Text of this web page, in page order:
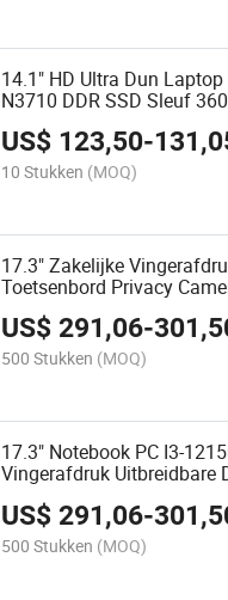
14.1" HD Ultra Dun
N3710 DDR SSD Sleuf
Draagbare Studenten
Notebook
US$ 123,50-
10 Stukken (MOQ)
17.3" Zakelijke
Toetsenbord Privacy
Beveiligingsslot Gat
Batterij Laptop
US$291,06-
500 Stukken (MOQ)
17.3" Notebook PC I3-
Vingerafdruk Uitbreidbare
Laptops Computer
US$291,06-
500 Stukken (MOQ)